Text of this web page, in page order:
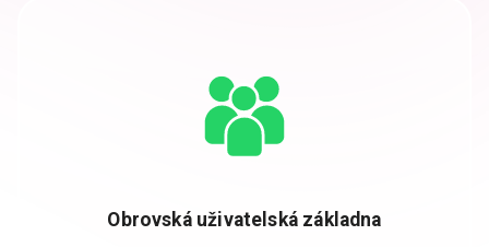
Obrovská uživatelská základna